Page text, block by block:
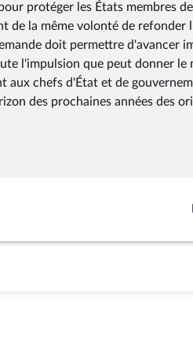
protéger les États membres
de la même volonté de
doit permettre d'avancer
l'impulsion que peut donner
chefs d'État et de
des prochaines années des